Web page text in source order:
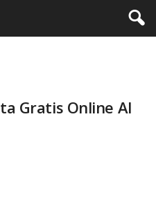
Gratis Online AI